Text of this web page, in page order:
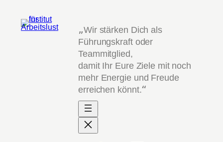
Inhalt
springen
„Wir stärken Dich als
Führungskraft oder
Teammitglied,
damit Ihr Eure Ziele mit noch
mehr Energie und Freude
erreichen könnt.“